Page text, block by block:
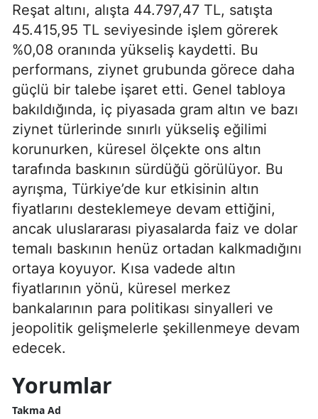
Reşat altını, alışta 44.797,47 TL, satışta
45.415,95 TL seviyesinde işlem görerek
%0,08 oranında yükseliş kaydetti. Bu
performans, ziynet grubunda görece daha
güçlü bir talebe işaret etti. Genel tabloya
bakıldığında, iç piyasada gram altın ve bazı
ziynet türlerinde sınırlı yükseliş eğilimi
korunurken, küresel ölçekte ons altın
tarafında baskının sürdüğü görülüyor. Bu
ayrışma, Türkiye’de kur etkisinin altın
fiyatlarını desteklemeye devam ettiğini,
ancak uluslararası piyasalarda faiz ve dolar
temalı baskının henüz ortadan kalkmadığını
ortaya koyuyor. Kısa vadede altın
fiyatlarının yönü, küresel merkez
bankalarının para politikası sinyalleri ve
jeopolitik gelişmelerle şekillenmeye devam
edecek.
Yorumlar
Takma Ad